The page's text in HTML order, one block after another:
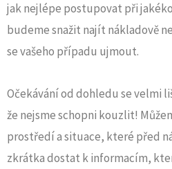
jak nejlépe postupovat při
budeme snažit najít nákladově
se vašeho případu ujmout.
Očekávání od dohledu se velmi
že nejsme schopni kouzlit!
prostředí a situace, které před
zkrátka dostat k informacím,